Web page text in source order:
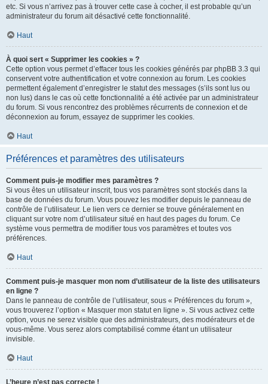
etc. Si vous n’arrivez pas à trouver cette case à cocher, il est probable qu’un
administrateur du forum ait désactivé cette fonctionnalité.
Haut
À quoi sert « Supprimer les cookies » ?
Cette option vous permet d’effacer tous les cookies générés par phpBB 3.3 qui
conservent votre authentification et votre connexion au forum. Les cookies
permettent également d’enregistrer le statut des messages (s’ils sont lus ou
non lus) dans le cas où cette fonctionnalité a été activée par un administrateur
du forum. Si vous rencontrez des problèmes récurrents de connexion et de
déconnexion au forum, essayez de supprimer les cookies.
Haut
Préférences et paramètres des utilisateurs
Comment puis-je modifier mes paramètres ?
Si vous êtes un utilisateur inscrit, tous vos paramètres sont stockés dans la
base de données du forum. Vous pouvez les modifier depuis le panneau de
contrôle de l’utilisateur. Le lien vers ce dernier se trouve généralement en
cliquant sur votre nom d’utilisateur situé en haut des pages du forum. Ce
système vous permettra de modifier tous vos paramètres et toutes vos
préférences.
Haut
Comment puis-je masquer mon nom d’utilisateur de la liste des utilisateurs
en ligne ?
Dans le panneau de contrôle de l’utilisateur, sous « Préférences du forum »,
vous trouverez l’option « Masquer mon statut en ligne ». Si vous activez cette
option, vous ne serez visible que des administrateurs, des modérateurs et de
vous-même. Vous serez alors comptabilisé comme étant un utilisateur
invisible.
Haut
L’heure n’est pas correcte !